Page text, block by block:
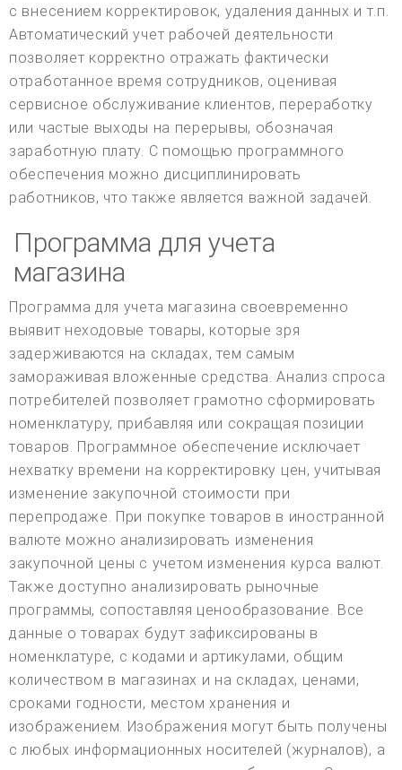
с внесением корректировок, удаления данных и т.п.
Автоматический учет рабочей деятельности
позволяет корректно отражать фактически
отработанное время сотрудников, оценивая
сервисное обслуживание клиентов, переработку
или частые выходы на перерывы, обозначая
заработную плату. С помощью программного
обеспечения можно дисциплинировать
работников, что также является важной задачей.
Программа для учета
магазина
Программа для учета магазина своевременно
выявит неходовые товары, которые зря
задерживаются на складах, тем самым
замораживая вложенные средства. Анализ спроса
потребителей позволяет грамотно сформировать
номенклатуру, прибавляя или сокращая позиции
товаров. Программное обеспечение исключает
нехватку времени на корректировку цен, учитывая
изменение закупочной стоимости при
перепродаже. При покупке товаров в иностранной
валюте можно анализировать изменения
закупочной цены с учетом изменения курса валют.
Также доступно анализировать рыночные
программы, сопоставляя ценообразование. Все
данные о товарах будут зафиксированы в
номенклатуре, с кодами и артикулами, общим
количеством в магазинах и на складах, ценами,
сроками годности, местом хранения и
изображением. Изображения могут быть получены
с любых информационных носителей (журналов), а